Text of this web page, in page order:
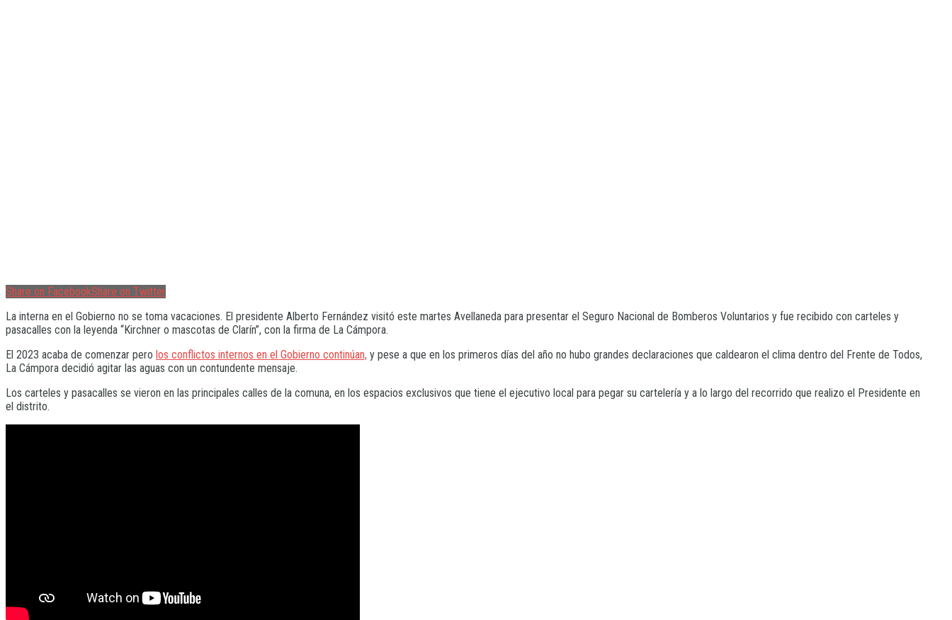
Share on FacebookShare on Twitter
La interna en el Gobierno no se toma vacaciones. El presidente Alberto Fernández visitó este martes Avellaneda para presentar el Seguro Nacional de Bomberos Voluntarios y fue recibido con carteles y
pasacalles con la leyenda “Kirchner o mascotas de Clarín”, con la firma de La Cámpora.
El 2023 acaba de comenzar pero los conflictos internos en el Gobierno continúan, y pese a que en los primeros días del año no hubo grandes declaraciones que caldearon el clima dentro del Frente de Todos,
La Cámpora decidió agitar las aguas con un contundente mensaje.
Los carteles y pasacalles se vieron en las principales calles de la comuna, en los espacios exclusivos que tiene el ejecutivo local para pegar su cartelería y a lo largo del recorrido que realizo el Presidente en
el distrito.